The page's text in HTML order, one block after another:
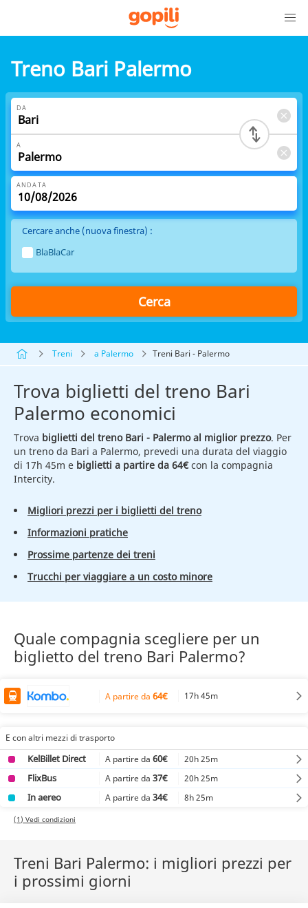
Treno Bari Palermo
DA
A
ANDATA
Cercare anche (nuova finestra) :
BlaBlaCar
Cerca
Treni a Palermo Treni Bari - Palermo
Trova biglietti del treno Bari
Palermo economici
Trova biglietti del treno Bari - Palermo al miglior prezzo. Per
un treno da Bari a Palermo, prevedi una durata del viaggio
di 17h 45m e biglietti a partire da 64€con la compagnia
Intercity.
Migliori prezzi per i biglietti del treno
Informazioni pratiche
Prossime partenze dei treni
Trucchi per viaggiare a un costo minore
Quale compagnia scegliere per un
biglietto del treno Bari Palermo?
A partire da 64€ 17h 45m
E con altri mezzi di trasporto
KelBillet Direct A partire da 60€ 20h 25m
FlixBus A partire da 37€ 20h 25m
In aereo A partire da 34€ 8h 25m
(1) Vedi condizioni
Treni Bari Palermo: i migliori prezzi per
i prossimi giorni